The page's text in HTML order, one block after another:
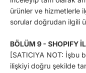
ürünler ve hizmetlerle
sorular doğrudan ilgili
BÖLÜM 9 - SHOPIFY
[SATICIYA NOT: İşbu
ilişkiyi doğru şekilde